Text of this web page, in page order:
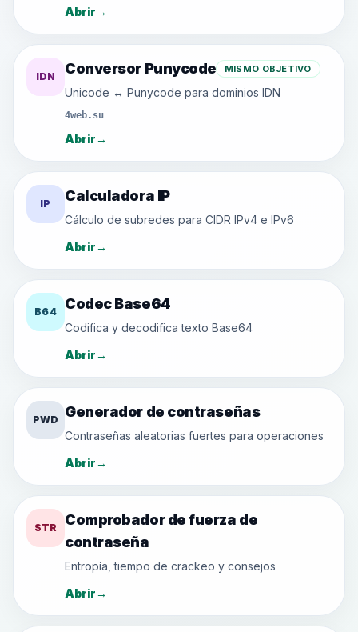
Abrir→
IDN Conversor Punycode MISMO OBJETIVO
Unicode ↔ Punycode para dominios IDN
4web.su
Abrir→
IP Calculadora IP
Cálculo de subredes para CIDR IPv4 e IPv6
Abrir→
B64 Codec Base64
Codifica y decodifica texto Base64
Abrir→
PWD Generador de contraseñas
Contraseñas aleatorias fuertes para operaciones
Abrir→
STR
Comprobador de fuerza de
contraseña
Entropía, tiempo de crackeo y consejos
Abrir→